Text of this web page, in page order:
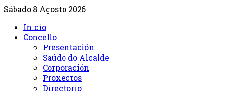
Sábado 8 Agosto 2026
Inicio
Concello
Presentación
Saúdo do Alcalde
Corporación
Proxectos
Directorio